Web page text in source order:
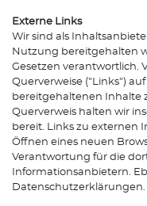
Externe Links
Wir sind als
Nutzung bereitgehalten
Gesetzen verantwortlich.
Querverweise ("Links")
bereitgehaltenen Inhalte
Querverweis halten wir
bereit. Links zu externen
Öffnen eines neuen
Verantwortung für die
Informationsanbietern.
Datenschutzerklärungen.